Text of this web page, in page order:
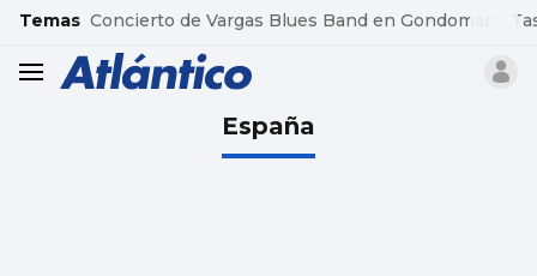
common.go-to-content
Temas Concierto de Vargas Blues Band en Gondomar
header.menu.open
España